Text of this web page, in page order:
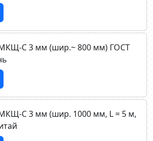
C 3 мм (шир.~ 800 мм) ГОСТ
C 3 мм (шир. 1000 мм, L = 5 м,